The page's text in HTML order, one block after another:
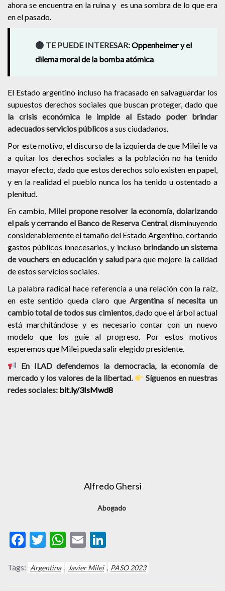
ahora se encuentra en la ruina y es una sombra de lo que era
en el pasado.
TE PUEDE INTERESAR:Oppenheimer y el
dilema moral de la bomba atómica
El Estado argentino incluso ha fracasado en salvaguardar los
supuestos derechos sociales que buscan proteger, dado que
la crisis económica le impide al Estado poder brindar
adecuados servicios públicosa sus ciudadanos.
Por este motivo, el discurso de la izquierda de que Milei le va
a quitar los derechos sociales a la población no ha tenido
mayor efecto, dado que estos derechos solo existen en papel,
y en la realidad el pueblo nunca los ha tenido u ostentado a
plenitud.
En cambio, Milei propone resolver la economía, dolarizando
el país y cerrando el Banco de Reserva Central, disminuyendo
considerablemente el tamaño del Estado Argentino, cortando
gastos públicos innecesarios, y incluso brindando un sistema
de vouchers en educación y saludpara que mejore la calidad
de estos servicios sociales.
La palabra radical hace referencia a una relación con la raíz,
en este sentido queda claro queArgentina sí necesita un
cambio total de todos sus cimientos, dado que el árbol actual
está marchitándose y es necesario contar con un nuevo
modelo que los guíe al progreso. Por estos motivos
esperemos que Milei pueda salir elegido presidente.
En ILAD defendemos la democracia, la economía de
mercado y los valores de la libertad.
Síguenos en nuestras
redes sociales: bit.ly/3IsMwd8
Alfredo Ghersi
Abogado
Facebook
Twitter
WhatsApp
Email
Tags: Argentina , Javier Milei , PASO 2023